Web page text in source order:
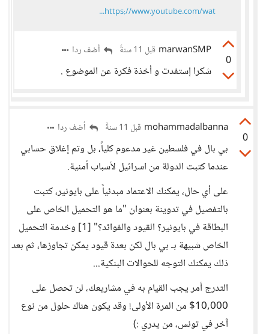
https://www.youtube.com/wat...
0
marwanSMP قبل 11 سنةً أضف ردا
شكرا إستفدت و أخذة فكرة عن الموضوع .
0
mohammadalbanna قبل 11 سنةً أضف ردا
بي بال في فلسطين غير مدعوم كلياً، بل وتم إغلاق حسابي
عندما كتبت الدولة من اسرائيل لأسباب أمنية.
على أي حال، يمكنك الاعتماد مبدئياً على بايونير، كتبت
بالتفصيل في تدوينة بعنوان "ما هو التحميل الخاص على
البطاقة في بايونير؟ القيود والفوائد؟" [1] وخدمة التحميل
الخاص شبيهة بـ بي بال لكن بعدة قيود يمكن تجاوزها، ثم بعد
ذلك يمكنك التوجه للحوالات البنكية...
التدرج أمر يجب القيام به في مشاريعك، لن تحصل على
10,000$ من المرة الأولى! وقد يكون هناك حلول من نوع
آخر في تونس، من يدري :)